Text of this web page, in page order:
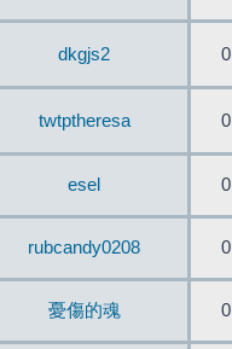
dkgjs2 0
twtptheresa 0
esel 0
rubcandy0208 0
憂傷的魂 0